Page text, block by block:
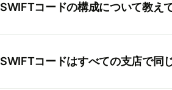
SWIFTコードの構成について教え
SWIFTコードはすべての支店で同